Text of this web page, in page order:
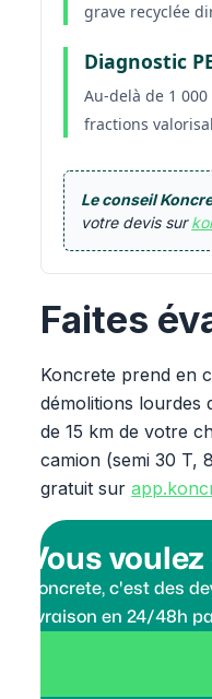
grave recyclée
Diagnostic
Au-delà de 1
fractions
Le conseil
votre devis sur
Faites
Koncrete prend en
démolitions lourdes
de 15 km de votre
camion (semi 30 T,
gratuit sur
Vous
Koncrete, c'est des
livraison en 24/48h